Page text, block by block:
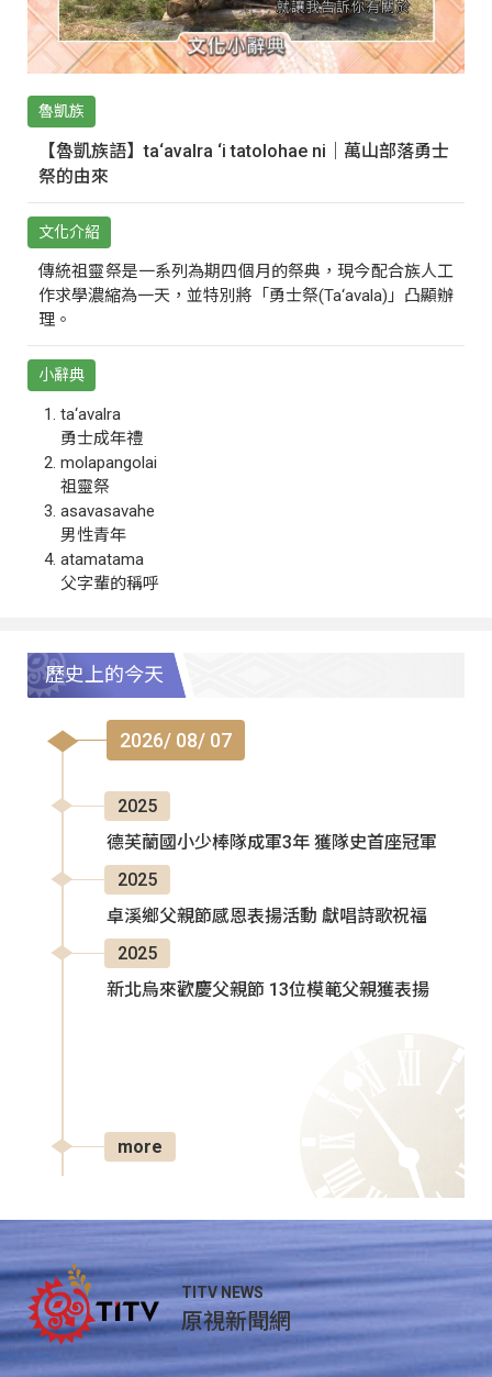
魯凱族
【魯凱族語】ta‘avalra ‘i tatolohae ni｜萬山部落勇士
祭的由來
文化介紹
傳統祖靈祭是一系列為期四個月的祭典，現今配合族人工
作求學濃縮為一天，並特別將「勇士祭(Ta‘avala)」凸顯辦
理。
小辭典
ta‘avalra
勇士成年禮
molapangolai
祖靈祭
asavasavahe
男性青年
atamatama
父字輩的稱呼
歷史上的今天
2026/ 08/ 07
2025
德芙蘭國小少棒隊成軍3年 獲隊史首座冠軍
2025
卓溪鄉父親節感恩表揚活動 獻唱詩歌祝福
2025
新北烏來歡慶父親節 13位模範父親獲表揚
more
TITV NEWS
原視新聞網